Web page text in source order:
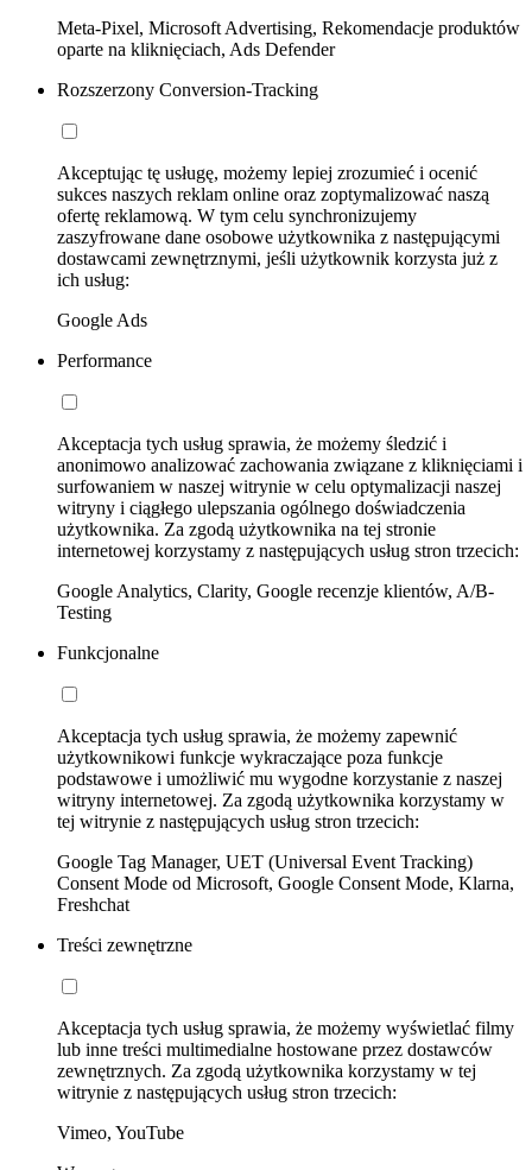
Meta-Pixel, Microsoft Advertising, Rekomendacje produktów
oparte na kliknięciach, Ads Defender
Rozszerzony Conversion-Tracking
Akceptując tę usługę, możemy lepiej zrozumieć i ocenić
sukces naszych reklam online oraz zoptymalizować naszą
ofertę reklamową. W tym celu synchronizujemy
zaszyfrowane dane osobowe użytkownika z następującymi
dostawcami zewnętrznymi, jeśli użytkownik korzysta już z
ich usług:
Google Ads
Performance
Akceptacja tych usług sprawia, że możemy śledzić i
anonimowo analizować zachowania związane z kliknięciami i
surfowaniem w naszej witrynie w celu optymalizacji naszej
witryny i ciągłego ulepszania ogólnego doświadczenia
użytkownika. Za zgodą użytkownika na tej stronie
internetowej korzystamy z następujących usług stron trzecich:
Google Analytics, Clarity, Google recenzje klientów, A/B-
Testing
Funkcjonalne
Akceptacja tych usług sprawia, że możemy zapewnić
użytkownikowi funkcje wykraczające poza funkcje
podstawowe i umożliwić mu wygodne korzystanie z naszej
witryny internetowej. Za zgodą użytkownika korzystamy w
tej witrynie z następujących usług stron trzecich:
Google Tag Manager, UET (Universal Event Tracking)
Consent Mode od Microsoft, Google Consent Mode, Klarna,
Freshchat
Treści zewnętrzne
Akceptacja tych usług sprawia, że możemy wyświetlać filmy
lub inne treści multimedialne hostowane przez dostawców
zewnętrznych. Za zgodą użytkownika korzystamy w tej
witrynie z następujących usług stron trzecich:
Vimeo, YouTube